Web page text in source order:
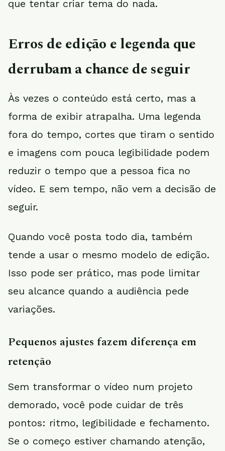
que tentar criar tema do nada.
Erros de edição e legenda que
derrubam a chance de seguir
Às vezes o conteúdo está certo, mas a
forma de exibir atrapalha. Uma legenda
fora do tempo, cortes que tiram o sentido
e imagens com pouca legibilidade podem
reduzir o tempo que a pessoa fica no
vídeo. E sem tempo, não vem a decisão de
seguir.
Quando você posta todo dia, também
tende a usar o mesmo modelo de edição.
Isso pode ser prático, mas pode limitar
seu alcance quando a audiência pede
variações.
Pequenos ajustes fazem diferença em
retenção
Sem transformar o vídeo num projeto
demorado, você pode cuidar de três
pontos: ritmo, legibilidade e fechamento.
Se o começo estiver chamando atenção,